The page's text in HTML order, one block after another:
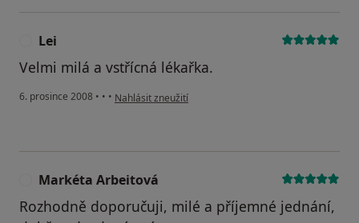
Lei
Velmi milá a vstřícná lékařka.
6. prosince 2008 • • • podle názoru uživatele Lei
Nahlásit zneužití
Markéta Arbeitová
Rozhodně doporučuji, milé a příjemné jednání,